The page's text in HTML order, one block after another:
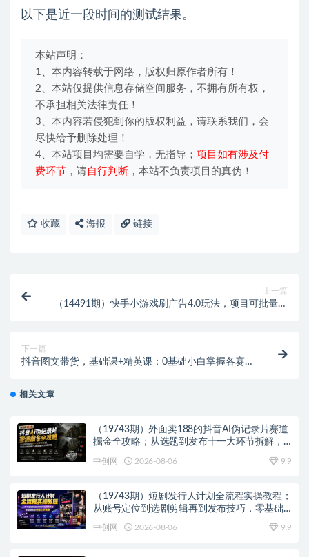
以下是近一段时间的测试结果。
本站声明：
1、本内容转载于网络，版权归原作者所有！
2、本站仅提供信息存储空间服务，不拥有所有权，
不承担相关法律责任！
3、本内容若侵犯到你的版权利益，请联系我们，会
尽快给予删除处理！
4、本站项目均需要自学，无指导； 项目如有涉及付
费环节 ，请自行判断 ，本站不负责项目的真伪！
收藏 海报 链接
上一篇
（14491期）快手小游戏刷广告4.0玩法，项目可批量放
下一篇
抖音图文带货，基础课+精英课：0基础小白掌握各赛道
相关文章
（19743期）外面卖188的抖音AI伪记录片赛道
掘金全攻略；从选题到发布十一大环节拆解，
中创网 2026-08-06 9.9
（19743期）短剧发行人计划全流程实操教程；
从账号定位到选剧剪辑再到发布技巧，零基础
中创网 2026-08-06 9.9